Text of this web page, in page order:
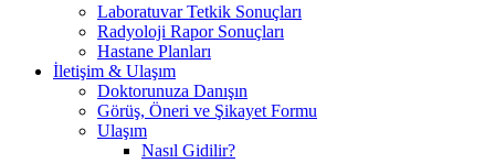
Laboratuvar Tetkik Sonuçları
Radyoloji Rapor Sonuçları
Hastane Planları
İletişim & Ulaşım
Doktorunuza Danışın
Görüş, Öneri ve Şikayet Formu
Ulaşım
Nasıl Gidilir?